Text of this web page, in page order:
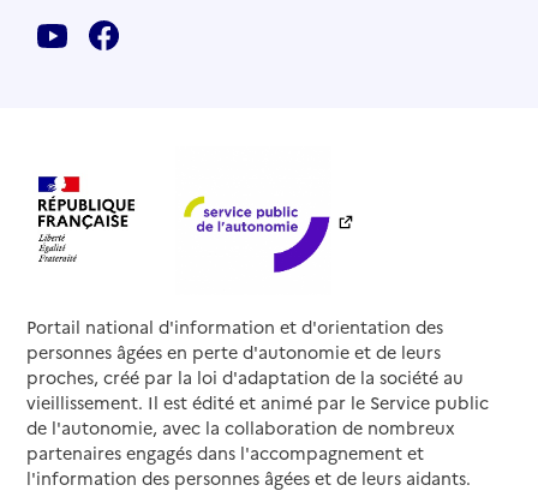
Portail national d'information et d'orientation des
personnes âgées en perte d'autonomie et de leurs
proches, créé par la loi d'adaptation de la société au
vieillissement. Il est édité et animé par le Service public
de l'autonomie, avec la collaboration de nombreux
partenaires engagés dans l'accompagnement et
l'information des personnes âgées et de leurs aidants.